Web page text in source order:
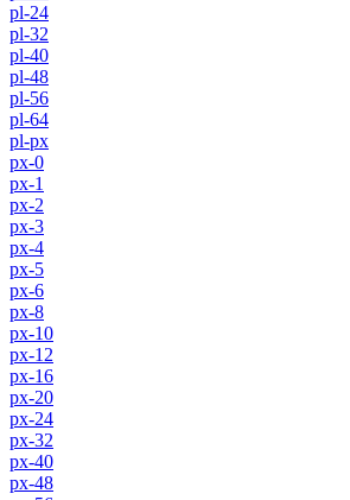
pl-24
pl-32
pl-40
pl-48
pl-56
pl-64
pl-px
px-0
px-1
px-2
px-3
px-4
px-5
px-6
px-8
px-10
px-12
px-16
px-20
px-24
px-32
px-40
px-48